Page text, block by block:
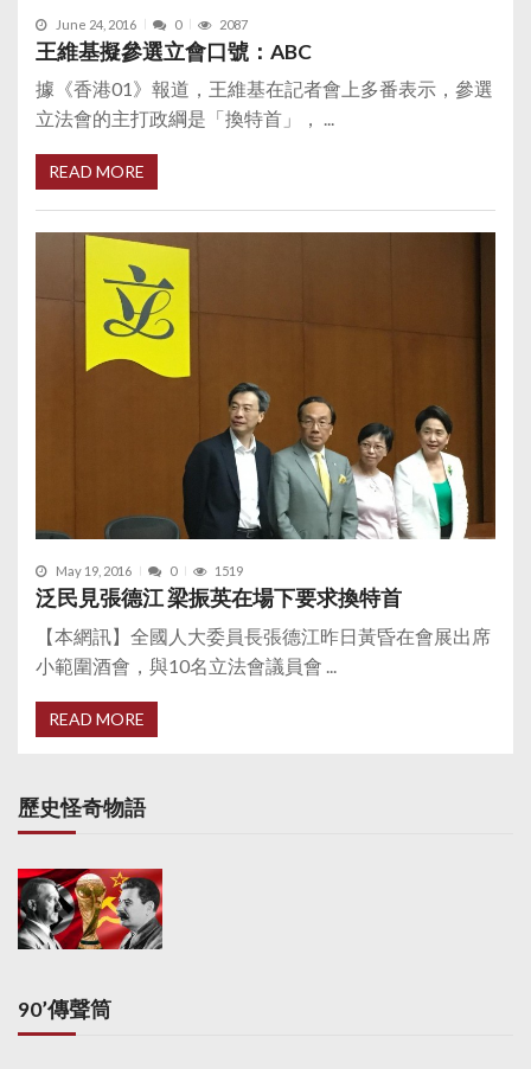
June 24, 2016 0 2087
王維基擬參選立會口號：ABC
據《香港01》報道，王維基在記者會上多番表示，參選
立法會的主打政綱是「換特首」， ...
READ MORE
May 19, 2016 0 1519
泛民見張德江 梁振英在場下要求換特首
【本網訊】全國人大委員長張德江昨日黃昏在會展出席
小範圍酒會，與10名立法會議員會 ...
READ MORE
歷史怪奇物語
90’傳聲筒